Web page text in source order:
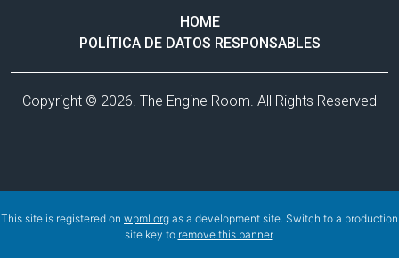
HOME
POLÍTICA DE DATOS RESPONSABLES
Copyright © 2026. The Engine Room. All Rights Reserved
This site is registered on wpml.org as a development site. Switch to a production
site key to remove this banner.